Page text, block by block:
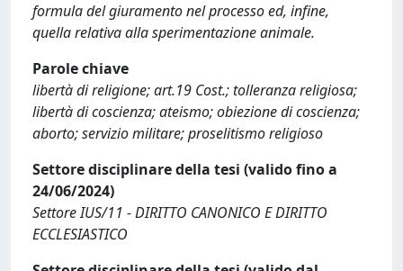
formula del giuramento nel processo ed, infine,
quella relativa alla sperimentazione animale.
Parole chiave
libertà di religione; art.19 Cost.; tolleranza religiosa;
libertà di coscienza; ateismo; obiezione di coscienza;
aborto; servizio militare; proselitismo religioso
Settore disciplinare della tesi (valido fino a
24/06/2024)
Settore IUS/11 - DIRITTO CANONICO E DIRITTO
ECCLESIASTICO